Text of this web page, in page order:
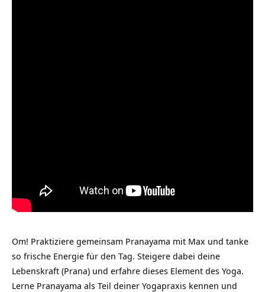
Om! Praktiziere gemeinsam Pranayama mit Max und tanke
so frische Energie für den Tag. Steigere dabei deine
Lebenskraft (Prana) und erfahre dieses Element des Yoga.
Lerne Pranayama als Teil deiner Yogapraxis kennen und